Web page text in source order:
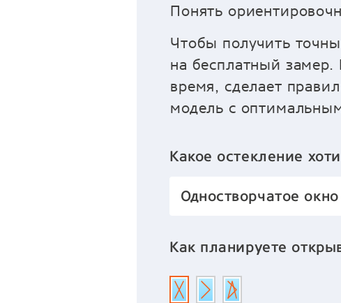
Понять
Чтобы получить
на бесплатный замер.
время, сделает
модель с
Какое остекление
Одностворчатое окно
Как планируете